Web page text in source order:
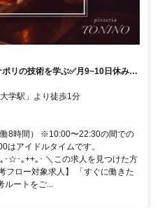
リの技術を学ぶ✅️月9~10日休み✨️
る⭐️歴史ある名店で食について一
沢⼤学駅」より徒歩1分
8時間） ※10:00〜22:30の間での
アイドルタイムです。
･☆･｡++｡･ ＼この求人を見つけた方
フロー対象求人】 「すぐに働きた
ルートをご...